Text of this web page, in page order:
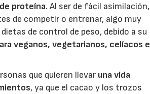
proteína. Al ser de fácil asimilación,
de competir o entrenar, algo muy
de control de peso, debido a su
veganos, vegetarianos, celíacos e
que quieren llevar una vida
, ya que el cacao y los trozos